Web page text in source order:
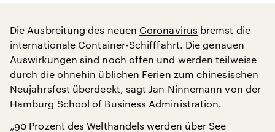
Die Ausbreitung des neuen Coronavirus bremst die
internationale Container-Schifffahrt. Die genauen
Auswirkungen sind noch offen und werden teilweise
durch die ohnehin üblichen Ferien zum chinesischen
Neujahrsfest überdeckt, sagt Jan Ninnemann von der
Hamburg School of Business Administration.
„90 Prozent des Welthandels werden über See